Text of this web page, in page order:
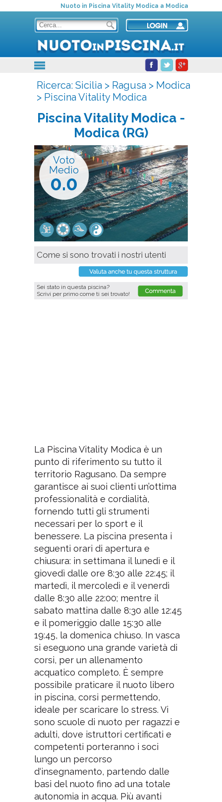
Nuoto in Piscina Vitality Modica a Modica
Ricerca: Sicilia> Ragusa> Modica
> Piscina Vitality Modica
Piscina Vitality Modica -
Modica (RG)
Voto
Medio
0.0
Come si sono trovati i nostri utenti
Sei stato in questa piscina?
Scrivi per primo come ti sei trovato!
La Piscina Vitality Modica è un
punto di riferimento su tutto il
territorio Ragusano. Da sempre
garantisce ai suoi clienti un’ottima
professionalità e cordialità,
fornendo tutti gli strumenti
necessari per lo sport e il
benessere. La piscina presenta i
seguenti orari di apertura e
chiusura: in settimana il lunedì e il
giovedì dalle ore 8:30 alle 22:45; il
martedì, il mercoledì e il venerdì
dalle 8:30 alle 22:00; mentre il
sabato mattina dalle 8:30 alle 12:45
e il pomeriggio dalle 15:30 alle
19:45, la domenica chiuso. In vasca
si eseguono una grande varietà di
corsi, per un allenamento
acquatico completo. È sempre
possibile praticare il nuoto libero
in piscina, corsi permettendo,
ideale per scaricare lo stress. Vi
sono scuole di nuoto per ragazzi e
adulti, dove istruttori certificati e
competenti porteranno i soci
lungo un percorso
d‘insegnamento, partendo dalle
basi del nuoto fino ad una totale
autonomia in acqua. Più avanti